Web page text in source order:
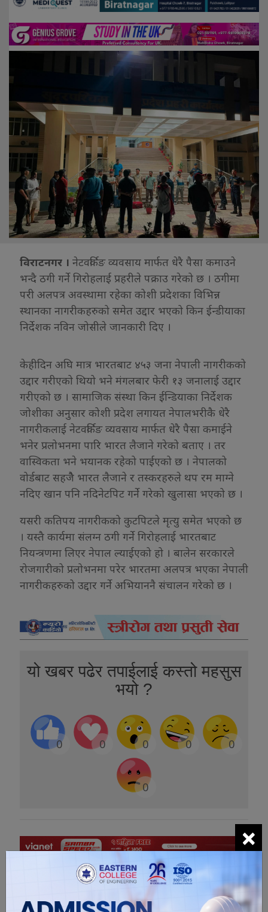
विराटनगर । नेटवर्किङ व्यवसाय मार्फत धेरै पैसा कमाउने
भन्दै ठगी गर्ने गिरोहलाई प्रहरीले पक्राउ गरेको छ । ठगीमा
परी अलपत्र अवस्थामा रहेका कोशी प्रदेशका विभिन्न
स्थानका नागरीकहरुको समेत उद्दार भएको किन ईन्डीयाका
निर्देशक नविन जोसीले जानकारी दिए ।
केहीदिन अघि मात्र भारतबाट ४५३ जना नेपाली नागरीकको
उद्दार गरीएको थियो भने मंगलबार फेरी १३ जनालाई उद्दार
गरीएको छ । सामाजिक संस्था किन ईन्डियाका निर्देशक
जोशीका अनुसार कोशी प्रदेश लगायत नेपालभरीकै धेरै
नागरीकलाई नेटवर्किङ व्यवसाय मार्फत धेरै पैसा कमाईने
भनेर प्रलोभनमा पारि भारत लैजाने गरेको बताए । तर
वास्विकता भने भयानक रहेको पाईएको छ । नेपालको
वोर्डबाट सहजैै भारत लैजाने र तस्करहरुले थप रम माग्ने
नदिए खान पनि नदिनेटपिट गर्ने गरेको खुलासा भएको छ ।
यसरी कतिपय नागरीकको कुटपिटले मृत्यु समेत भएको छ
। यस्तै कार्यमा संलग्न ठगी गर्ने गिरोहलाई भारतबाट
नियन्त्रणमा लिएर नेपाल ल्याईएको हो । बालेन सरकारले
रोजगारीको प्रलोभनमा परेर भारतमा अलपत्र भएका नेपाली
नागरीकहरुको उद्दार गर्ने अभियाननै संचालन गरेको छ ।
यो खबर पढेर तपाईलाई कस्तो महसुस
भयो ?
0 0 0 0 0
0
×